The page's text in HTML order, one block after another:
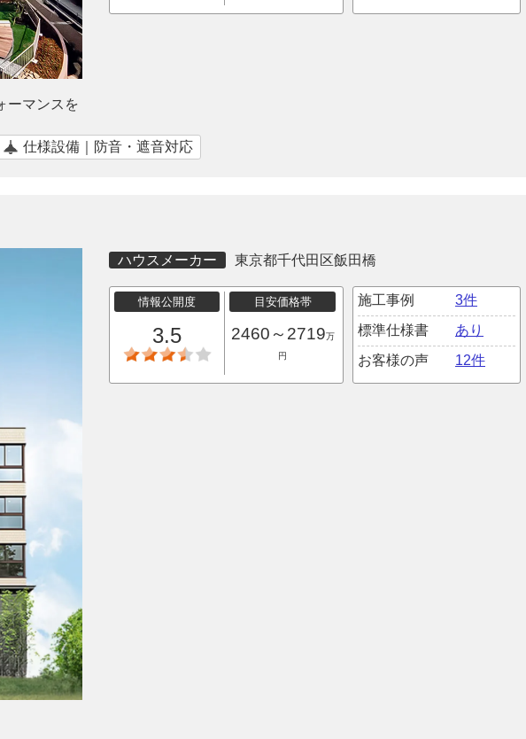
ーマンスを
仕様設備｜防音・遮音対応
ハウスメーカー 東京都千代田区飯田橋
情報公開度
3.5
目安価格帯
2460～2719万
円
施工事例
3件
標準仕様書
あり
お客様の声
12件